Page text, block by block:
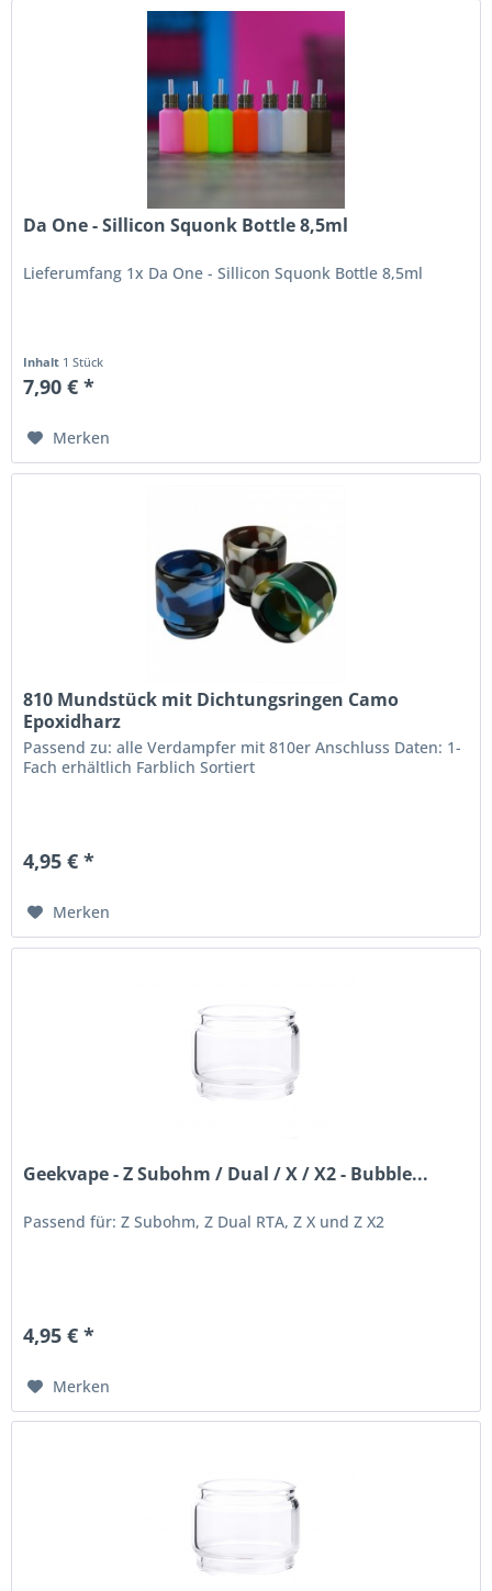
Da One - Sillicon Squonk Bottle 8,5ml
Lieferumfang 1x Da One - Sillicon Squonk Bottle 8,5ml
Inhalt 1 Stück
7,90 € *
Merken
810 Mundstück mit Dichtungsringen Camo
Epoxidharz
Passend zu: alle Verdampfer mit 810er Anschluss Daten: 1-
Fach erhältlich Farblich Sortiert
4,95 € *
Merken
Geekvape - Z Subohm / Dual / X / X2 - Bubble...
Passend für: Z Subohm, Z Dual RTA, Z X und Z X2
4,95 € *
Merken